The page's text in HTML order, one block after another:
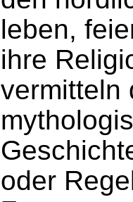
leben,
ihre
vermitteln
oder